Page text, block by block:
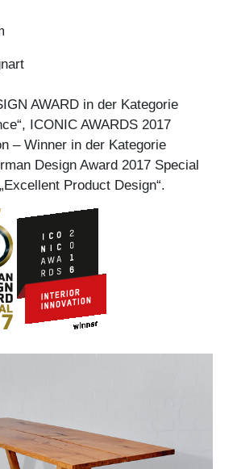
AWARD in der Kategorie
ICONIC AWARDS 2017
– Winner in der Kategorie
Design Award 2017 Special
Product Design“.